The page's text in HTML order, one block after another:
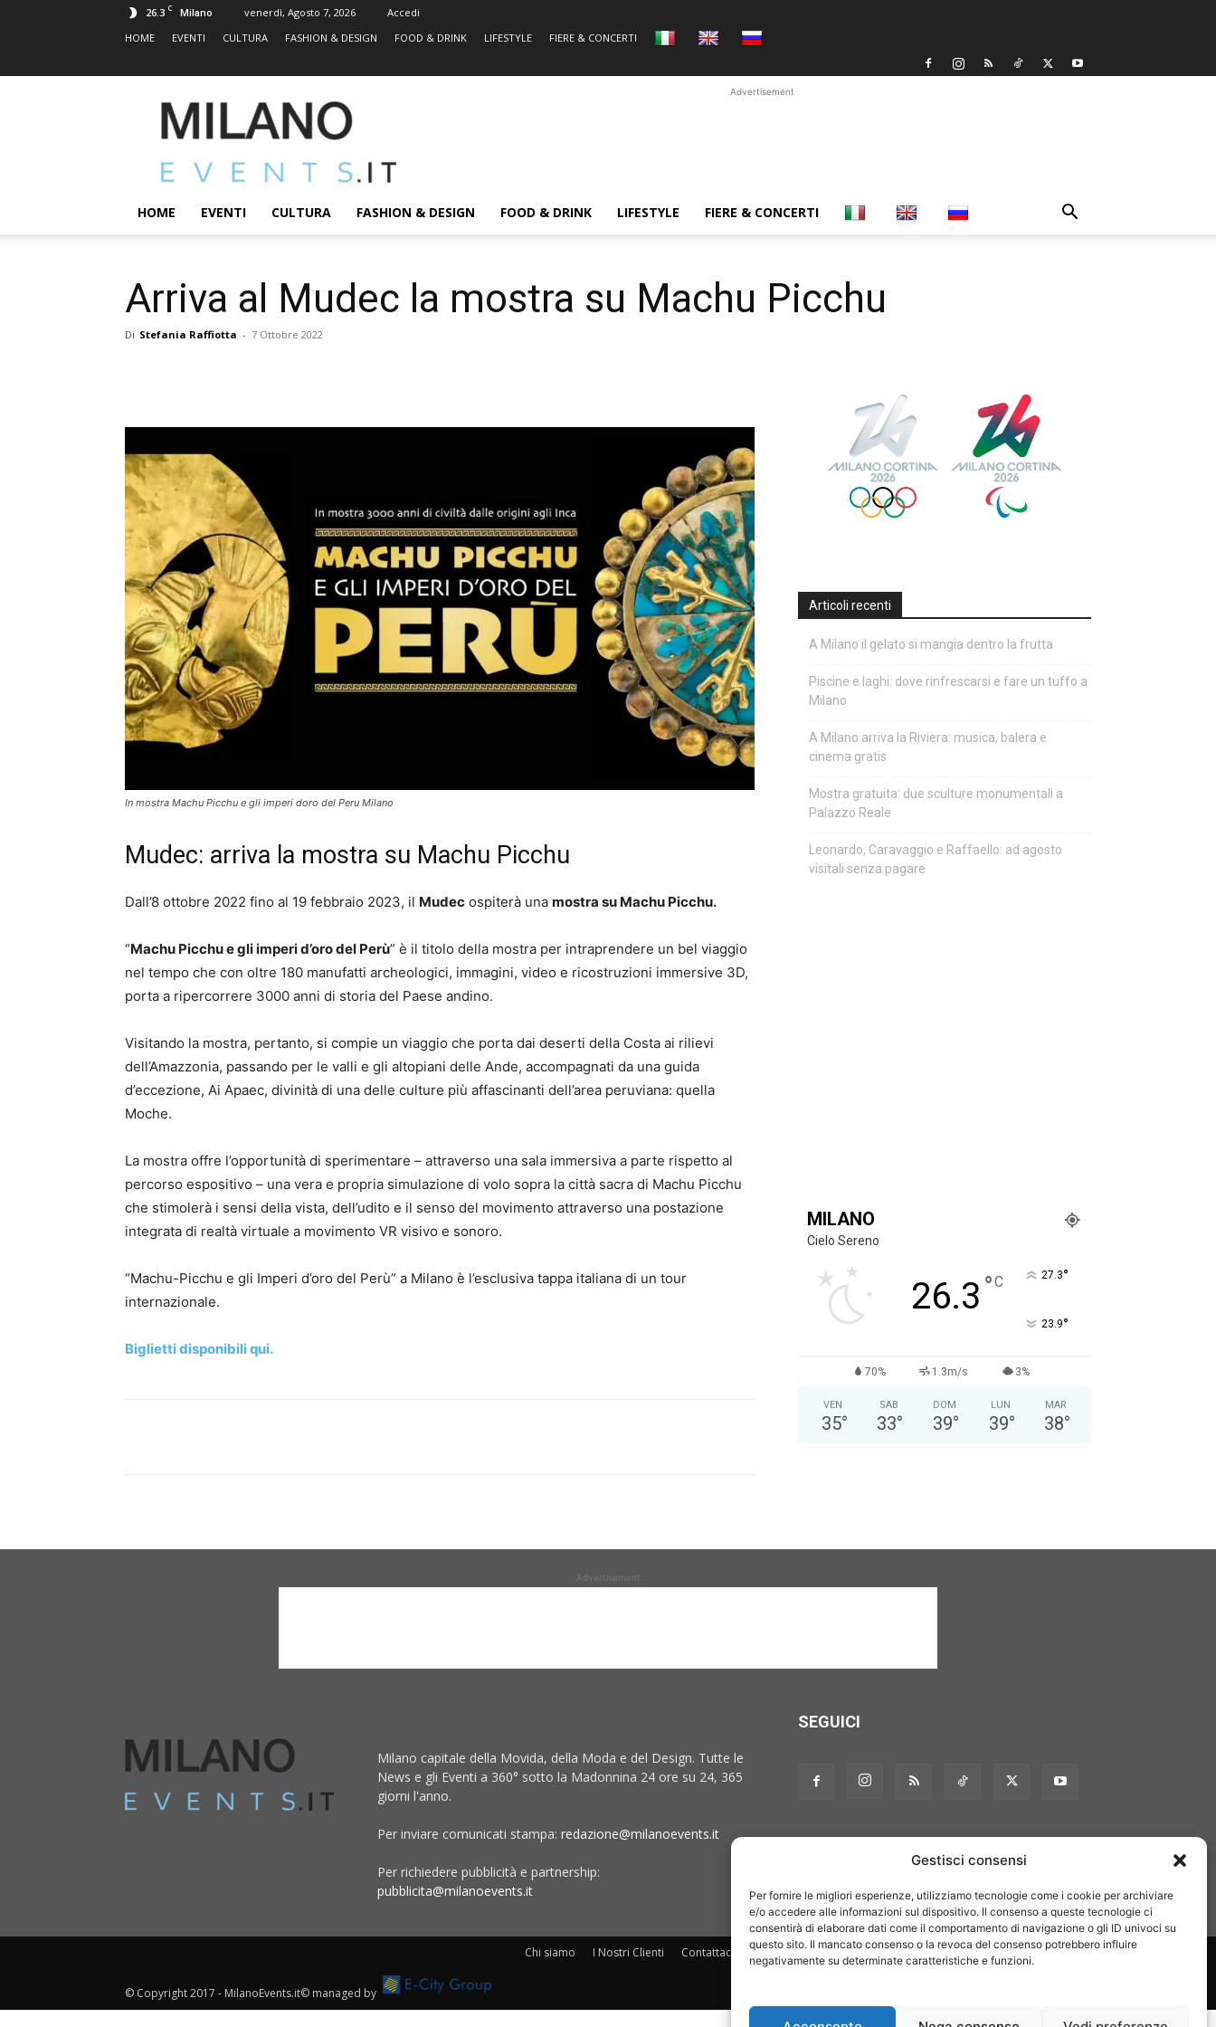
Gestisci consensi
Per fornire le migliori esperienze, utilizziamo tecnologie come i cookie per archiviare
e/o accedere alle informazioni sul dispositivo. Il consenso a queste tecnologie ci
consentirà di elaborare dati come il comportamento di navigazione o gli ID univoci su
questo sito. Il mancato consenso o la revoca del consenso potrebbero influire
negativamente su determinate caratteristiche e funzioni.
26.3 C Milano venerdì, Agosto 7, 2026
Accedi
HOME
EVENTI CULTURA FASHION & DESIGN FOOD & DRINK LIFESTYLE FIERE & CONCERTI
MILANOEVENTS.IT
|
2.0
ed
Eventi
Advertisement
HOME EVENTI CULTURA FASHION & DESIGN FOOD & DRINK LIFESTYLE FIERE & CONCERTI
Arriva al Mudec la mostra su Machu Picchu
Di Stefania Raffiotta - 7 Ottobre 2022
In mostra Machu Picchu e gli imperi doro del Peru Milano
Mudec: arriva la mostra su Machu Picchu
Dall’8 ottobre 2022 fino al 19 febbraio 2023, il Mudec ospiterà una mostra su Machu Picchu.
“Machu Picchu e gli imperi d’oro del Perù” è il titolo della mostra per intraprendere un bel viaggio
nel tempo che con oltre 180 manufatti archeologici, immagini, video e ricostruzioni immersive 3D,
porta a ripercorrere 3000 anni di storia del Paese andino.
Visitando la mostra, pertanto, si compie un viaggio che porta dai deserti della Costa ai rilievi
dell’Amazzonia, passando per le valli e gli altopiani delle Ande, accompagnati da una guida
d’eccezione, Ai Apaec, divinità di una delle culture più affascinanti dell’area peruviana: quella
Moche.
La mostra offre l’opportunità di sperimentare – attraverso una sala immersiva a parte rispetto al
percorso espositivo – una vera e propria simulazione di volo sopra la città sacra di Machu Picchu
che stimolerà i sensi della vista, dell’udito e il senso del movimento attraverso una postazione
integrata di realtà virtuale a movimento VR visivo e sonoro.
“Machu-Picchu e gli Imperi d’oro del Perù” a Milano è l’esclusiva tappa italiana di un tour
internazionale.
Biglietti disponibili qui.
Articoli recenti
A Milano il gelato si mangia dentro la frutta
Piscine e laghi: dove rinfrescarsi e fare un tuffo a
Milano
A Milano arriva la Riviera: musica, balera e
cinema gratis
Mostra gratuita: due sculture monumentali a
Palazzo Reale
Leonardo, Caravaggio e Raffaello: ad agosto
visitali senza pagare
MILANO
Cielo Sereno
26.3 °C 27.3°
23.9°
70% 1.3m/s 3%
VEN
35°
SAB
33°
DOM
39°
LUN
39°
MAR
38°
Advertisement
Milano capitale della Movida, della Moda e del Design. Tutte le
News e gli Eventi a 360° sotto la Madonnina 24 ore su 24, 365
giorni l'anno.
Per inviare comunicati stampa: redazione@milanoevents.it
Per richiedere pubblicità e partnership:
pubblicita@milanoevents.it
SEGUICI
Chi siamo I Nostri Clienti Contattaci Collabora con noi Pubblicità Privacy policy Linee editoriali
© Copyright 2017 - MilanoEvents.it© managed by